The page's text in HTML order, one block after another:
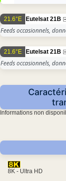
21.6°E Eutelsat 21B
Feeds occasionnels,
21.6°E Eutelsat 21B
Feeds occasionnels,
Informations non
8K - Ultra HD